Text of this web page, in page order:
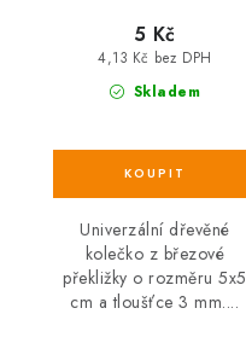
Skladem
4,13 Kč bez DPH
5 Kč
Univerzální dřevěné
kolečko z březové
překližky o rozměru 5x5
cm a tloušťce 3 mm....